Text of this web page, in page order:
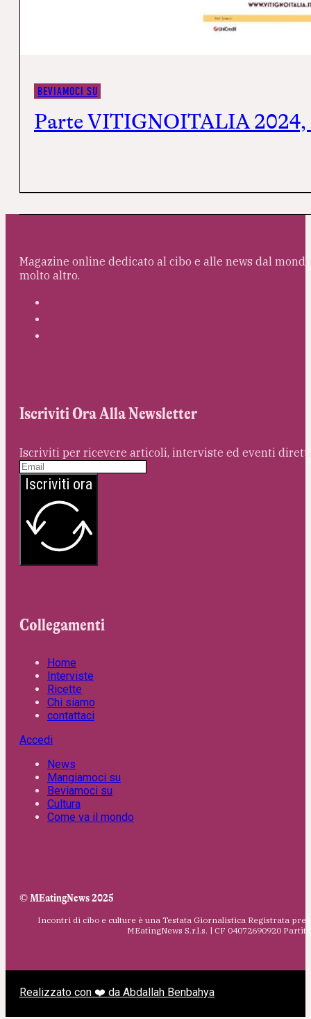
BEVIAMOCI SU
Parte VITIGNOITALIA 2024,
Magazine online dedicato al cibo e alle news dal
molto altro.
Iscriviti Ora Alla Newsletter
Iscriviti per ricevere articoli, interviste ed eventi
Iscriviti ora
Collegamenti
Home
Interviste
Ricette
Chi siamo
contattaci
Accedi
News
Mangiamoci su
Beviamoci su
Cultura
Come va il mondo
© MEatingNews 2025
Incontri di cibo e culture è una Testata Giornalistica Registrata
MEatingNews S.r.l.s. | CF 04072690920
Realizzato con ❤️ da Abdallah Benbahya